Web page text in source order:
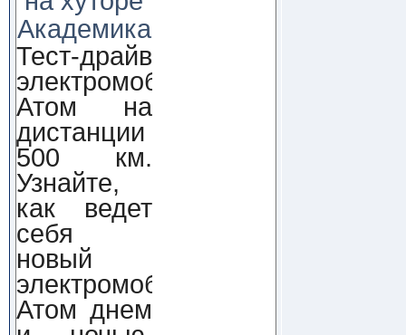
Академика
Тест-драйв
электромобиля
Атом на
дистанции
500 км.
Узнайте,
как ведет
себя
новый
электромобиль
Атом днем